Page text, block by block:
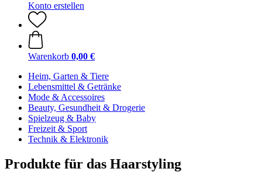
Konto erstellen
Warenkorb 0,00 €
Heim, Garten & Tiere
Lebensmittel & Getränke
Mode & Accessoires
Beauty, Gesundheit & Drogerie
Spielzeug & Baby
Freizeit & Sport
Technik & Elektronik
Produkte für das Haarstyling